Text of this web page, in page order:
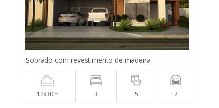
Sobrado com revestimento de madeira
12x30m 3 5 2